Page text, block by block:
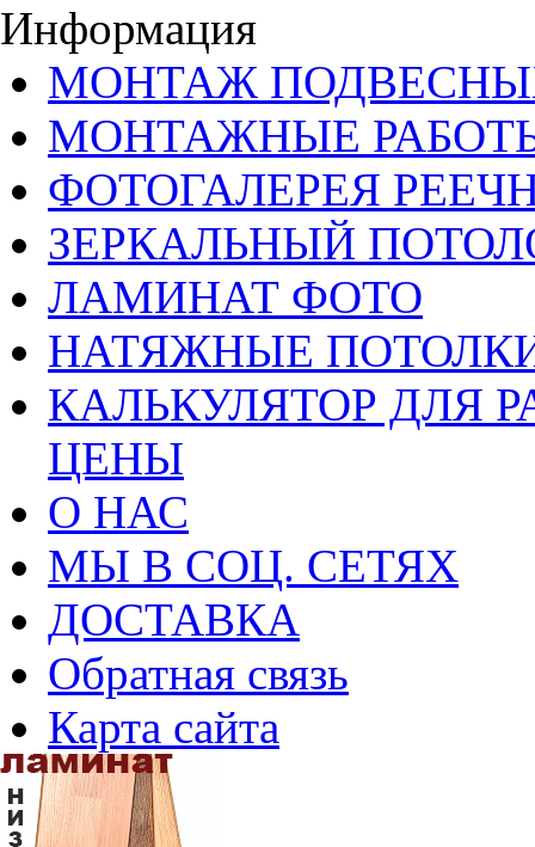
Информация
МОНТАЖ ПОДВЕСНЫХ
МОНТАЖНЫЕ
ФОТОГАЛЕРЕЯ
ЗЕРКАЛЬНЫЙ
ЛАМИНАТ ФОТО
НАТЯЖНЫЕ
КАЛЬКУЛЯТОР ДЛЯ
ЦЕНЫ
О НАС
МЫ В СОЦ. СЕТЯХ
ДОСТАВКА
Обратная связь
Карта сайта